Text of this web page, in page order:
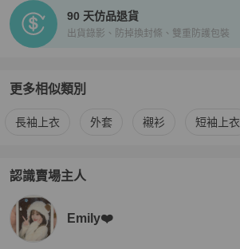
90 天仿品退貨
出貨錄影、防掉換封條、雙重防護包裝
更多相似類別
更多Thom Browne男裝 相似商品推薦
長袖上衣 外套 襯衫 短袖上衣
認識賣場主人
PopChill 拍拍圈嚴選賣家
Emily❤️